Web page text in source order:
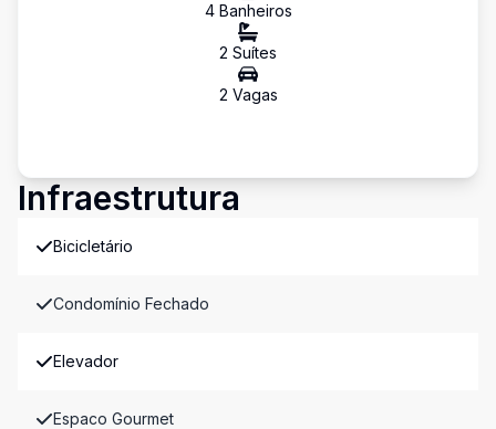
4Banheiros
2 Suítes
2 Vagas
Infraestrutura
Bicicletário
Condomínio Fechado
Elevador
Espaco Gourmet